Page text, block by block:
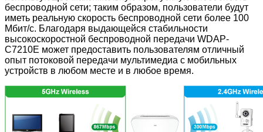
беспроводной сети; таким образом, пользователи будут
иметь реальную скорость беспроводной сети более 100
Мбит/с. Благодаря выдающейся стабильности
высокоскоростной беспроводной передачи WDAP-
C7210E может предоставить пользователям отличный
опыт потоковой передачи мультимедиа с мобильных
устройств в любом месте и в любое время.